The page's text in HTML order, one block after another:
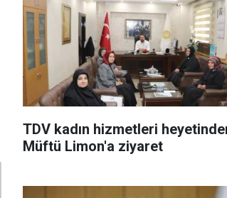
TDV kadın hizmetleri
Müftü Limon'a ziyaret